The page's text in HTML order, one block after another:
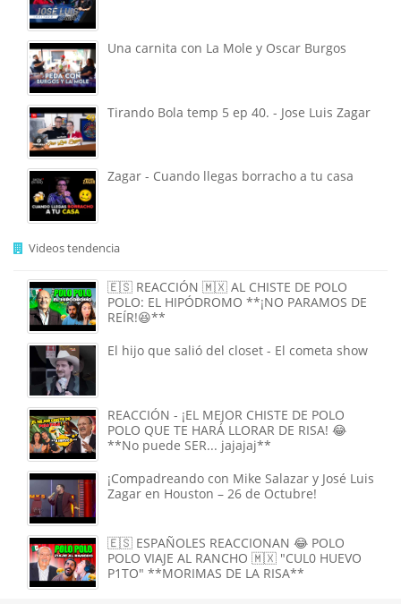
Una carnita con La Mole y Oscar Burgos
Tirando Bola temp 5 ep 40. - Jose Luis Zagar
Zagar - Cuando llegas borracho a tu casa
Videos tendencia
🇪🇸 REACCIÓN 🇲🇽 AL CHISTE DE POLO
POLO: EL HIPÓDROMO **¡NO PARAMOS DE
REÍR!😆**
El hijo que salió del closet - El cometa show
REACCIÓN - ¡EL MEJOR CHISTE DE POLO
POLO QUE TE HARÁ LLORAR DE RISA! 😂
**No puede SER... jajajaj**
¡Compadreando con Mike Salazar y José Luis
Zagar en Houston – 26 de Octubre!
🇪🇸 ESPAÑOLES REACCIONAN 😂 POLO
POLO VIAJE AL RANCHO 🇲🇽 "CUL0 HUEVO
P1TO" **MORIMAS DE LA RISA**